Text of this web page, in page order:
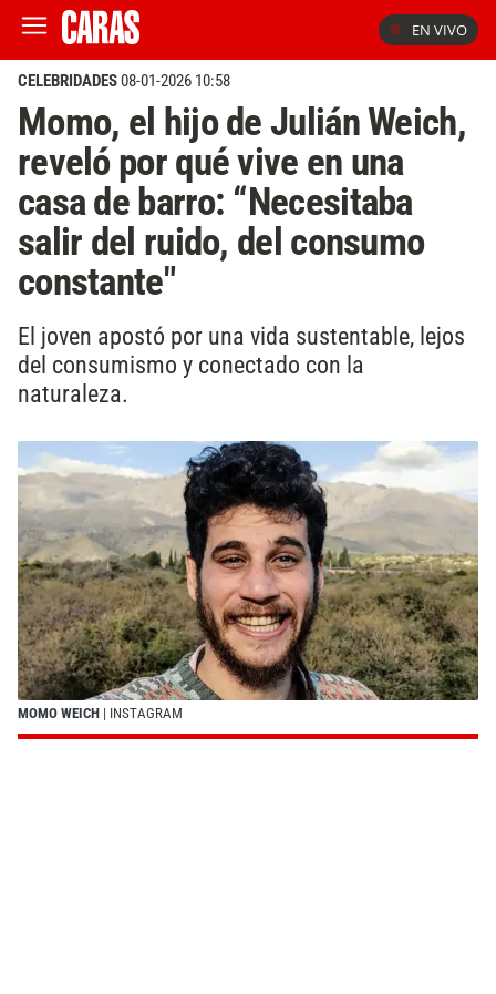
EN VIVO
CELEBRIDADES08-01-2026 10:58
Momo, el hijo de Julián Weich,
reveló por qué vive en una
casa de barro: “Necesitaba
salir del ruido, del consumo
constante"
El joven apostó por una vida sustentable, lejos
del consumismo y conectado con la
naturaleza.
MOMO WEICH | INSTAGRAM